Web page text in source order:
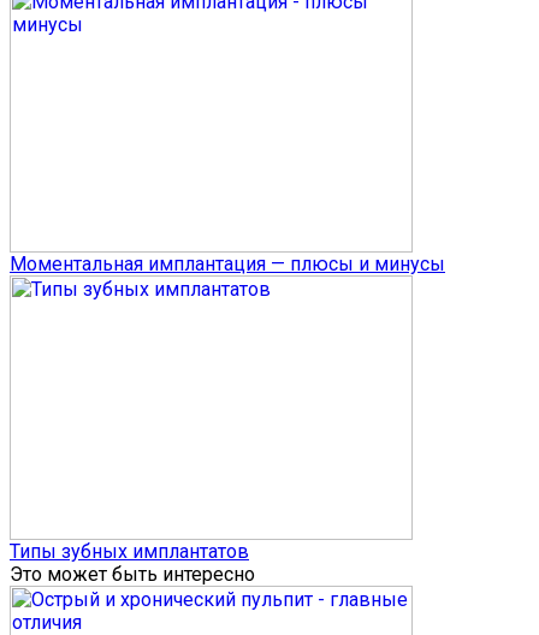
Моментальная имплантация — плюсы и минусы
Типы зубных имплантатов
Это может быть интересно